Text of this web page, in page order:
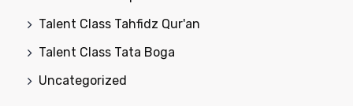
Talent Class Tahfidz Qur'an
Talent Class Tata Boga
Uncategorized